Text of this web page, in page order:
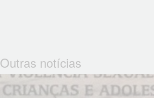
Outras notícias